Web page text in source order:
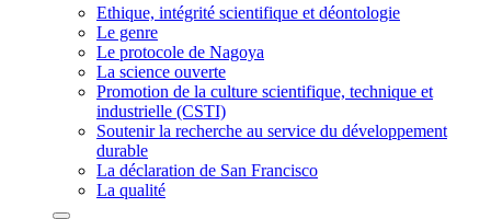
Ethique, intégrité scientifique et déontologie
Le genre
Le protocole de Nagoya
La science ouverte
Promotion de la culture scientifique, technique et
industrielle (CSTI)
Soutenir la recherche au service du développement
durable
La déclaration de San Francisco
La qualité